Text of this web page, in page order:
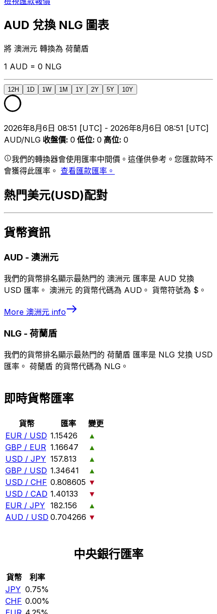
AUD 兌換 NLG 圖表
將 澳洲元 轉換為 荷蘭盾
1 AUD = 0 NLG
12H 1D 1W 1M 1Y 2Y 5Y 10Y
2026年8月6日 08:51 [UTC] - 2026年8月6日 08:51 [UTC]
AUD/NLG 收盤價: 0 低位: 0 高位: 0
我們的轉換器會使用匯率中間價。這僅供參考。您匯款時不
會獲得此匯率。 查看匯款匯率。
熱門美元(USD)配對
貨幣資訊
AUD - 澳洲元
我們的貨幣排名顯示最熱門的 澳洲元 匯率是 AUD 兌換
USD 匯率。 澳洲元 的貨幣代碼為 AUD。 貨幣符號為 $。
More 澳洲元 info
NLG - 荷蘭盾
我們的貨幣排名顯示最熱門的 荷蘭盾 匯率是 NLG 兌換 USD
匯率。 荷蘭盾 的貨幣代碼為 NLG。
即時貨幣匯率
貨幣 匯率
變更
EUR / USD 1.15426
▲
GBP / EUR 1.16647
▲
USD / JPY 157.813
▲
GBP / USD 1.34641
▲
USD / CHF 0.808605 ▼
USD / CAD 1.40133
▼
EUR / JPY 182.156
▲
AUD / USD 0.704266 ▼
中央銀行匯率
貨幣
利率
JPY 0.75%
CHF 0.00%